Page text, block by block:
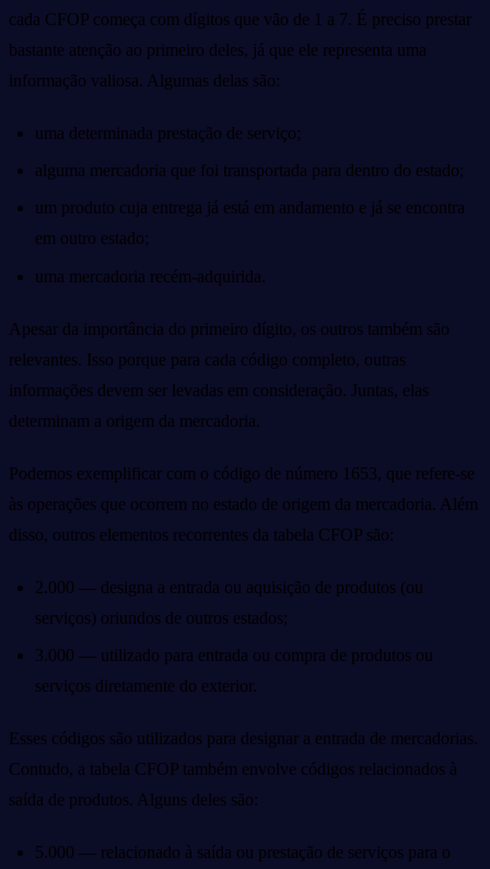
cada CFOP começa com dígitos que vão de 1 a 7. É preciso prestar
bastante atenção ao primeiro deles, já que ele representa uma
informação valiosa. Algumas delas são:
uma determinada prestação de serviço;
alguma mercadoria que foi transportada para dentro do estado;
um produto cuja entrega já está em andamento e já se encontra
em outro estado;
uma mercadoria recém-adquirida.
Apesar da importância do primeiro dígito, os outros também são
relevantes. Isso porque para cada código completo, outras
informações devem ser levadas em consideração. Juntas, elas
determinam a origem da mercadoria.
Podemos exemplificar com o código de número 1653, que refere-se
às operações que ocorrem no estado de origem da mercadoria. Além
disso, outros elementos recorrentes da tabela CFOP são:
2.000 — designa a entrada ou aquisição de produtos (ou
serviços) oriundos de outros estados;
3.000 — utilizado para entrada ou compra de produtos ou
serviços diretamente do exterior.
Esses códigos são utilizados para designar a entrada de mercadorias.
Contudo, a tabela CFOP também envolve códigos relacionados à
saída de produtos. Alguns deles são:
5.000 — relacionado à saída ou prestação de serviços para o